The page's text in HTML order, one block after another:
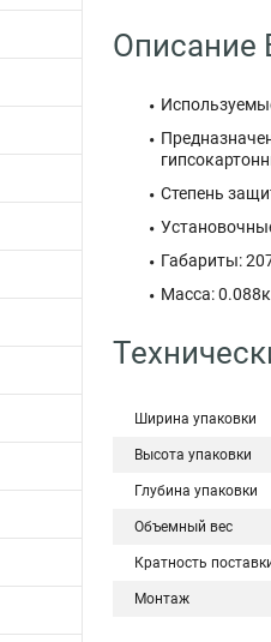
Описание
Степень
Габариты:
Масса:
Ширина упаковки
Высота упаковки
Глубина упаковки
Объемный вес
Кратность
Монтаж